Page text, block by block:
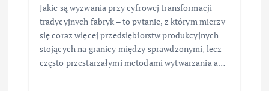
Jakie są wyzwania przy cyfrowej transformacji
tradycyjnych fabryk – to pytanie, z którym mierzy
się coraz więcej przedsiębiorstw produkcyjnych
stojących na granicy między sprawdzonymi, lecz
często przestarzałymi metodami wytwarzania a…